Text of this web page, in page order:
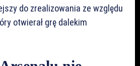
do zrealizowania ze względu
otwierał grę dalekim